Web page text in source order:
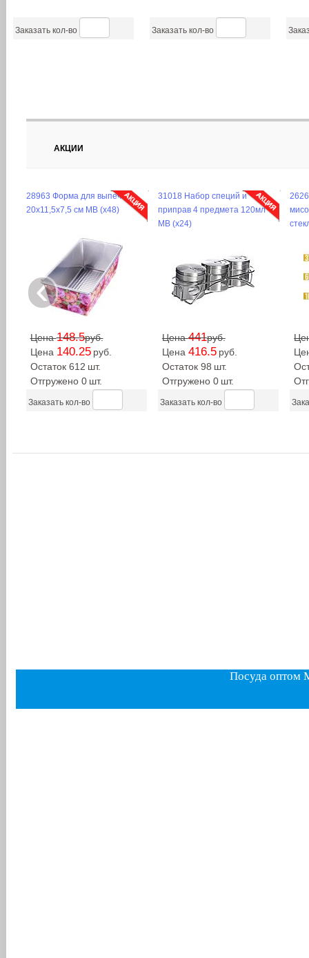
Заказать кол-во Заказать кол-во
АКЦИИ
28963 Форма для выпечки
20х11,5х7,5 см MB (х48)
Цена148.5руб.
Цена 140.25 руб.
Остаток 612 шт.
Отгружено 0 шт.
Заказать кол-во
31018 Набор специй и
приправ 4 предмета 120мл
MB (х24)
Цена441руб.
Цена 416.5 руб.
Остаток 98 шт.
Отгружено 0 шт.
Заказать кол-во
‹
Посуда оптом